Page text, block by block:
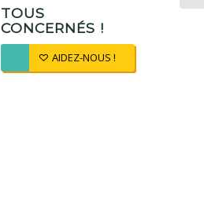
TOUS
CONCERNÉS !
AIDEZ-NOUS !